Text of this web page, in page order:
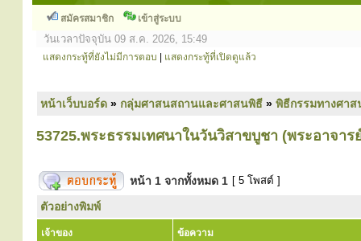
สมัครสมาชิก เข้าสู่ระบบ
วันเวลาปัจจุบัน 09 ส.ค. 2026, 15:49
แสดงกระทู้ที่ยังไม่มีการตอบ แสดงกระทู้ที่เปิดดูแล้ว
หน้าเว็บบอร์ด » กลุ่มศาสนสถานและศาสนพิธี » พิธีกรรมทางศา
53725.พระธรรมเทศนาในวันวิสาขบูชา (พระอาจา
หน้า 1 จากทั้งหมด 1 [ 5 โพสต์ ]
ตัวอย่างพิมพ์
เจ้าของ ข้อความ